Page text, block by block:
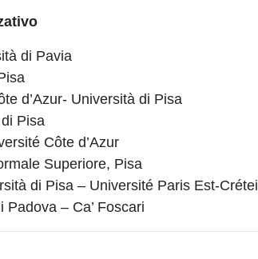
di Pavia
d’Azur- Università di Pisa
Pisa
Côte d’Azur
Superiore, Pisa
di Pisa – Université Paris Est-Créteil
– Ca’ Foscari